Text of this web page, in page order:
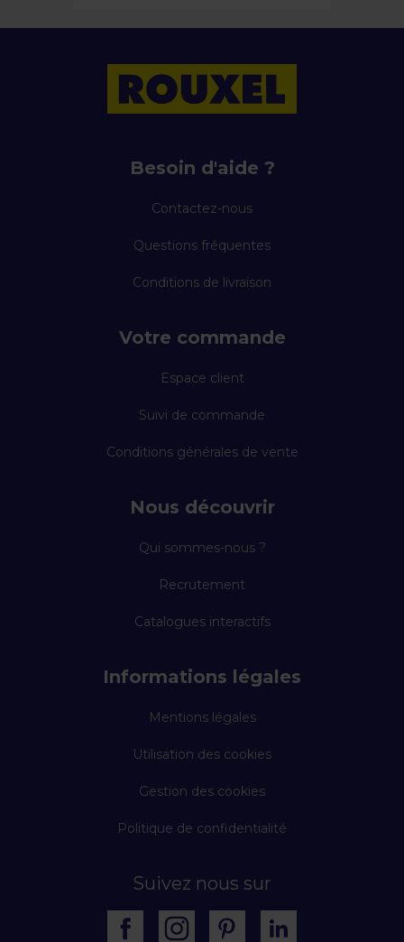
Besoin d'aide ?
Contactez-nous
Questions fréquentes
Conditions de livraison
Votre commande
Espace client
Suivi de commande
Conditions générales de vente
Nous découvrir
Qui sommes-nous ?
Recrutement
Catalogues interactifs
Informations légales
Mentions légales
Utilisation des cookies
Gestion des cookies
Politique de confidentialité
Suivez nous sur